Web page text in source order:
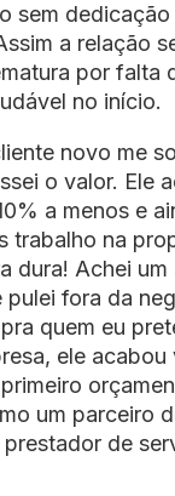
sem
a relação
por falta
no início.
novo me
o valor. Ele
a menos e
trabalho na
dura! Achei
pulei fora da
quem eu
ele
um parceiro
de